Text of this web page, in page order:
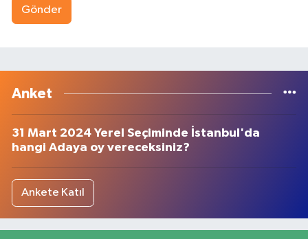
Gönder
Anket
31 Mart 2024 Yerel Seçiminde İstanbul'da
hangi Adaya oy vereceksiniz?
Ankete Katıl